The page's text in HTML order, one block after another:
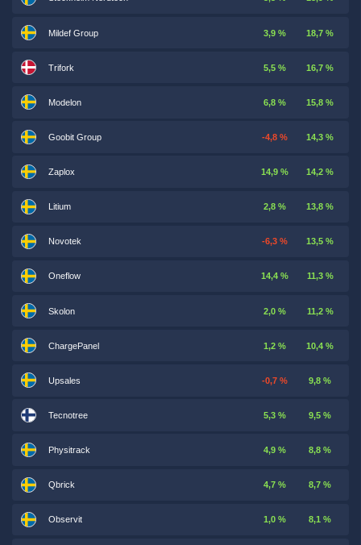
Mildef Group 3,9 % 18,7 %
Trifork 5,5 % 16,7 %
Modelon 6,8 % 15,8 %
Goobit Group -4,8 % 14,3 %
Zaplox 14,9 % 14,2 %
Litium 2,8 % 13,8 %
Novotek -6,3 % 13,5 %
Oneflow 14,4 % 11,3 %
Skolon 2,0 % 11,2 %
ChargePanel 1,2 % 10,4 %
Upsales -0,7 % 9,8 %
Tecnotree 5,3 % 9,5 %
Physitrack 4,9 % 8,8 %
Qbrick 4,7 % 8,7 %
Observit 1,0 % 8,1 %